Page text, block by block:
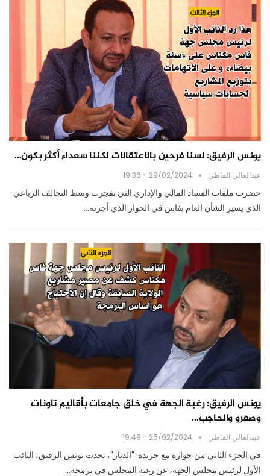
يونس الرفيق: لسنا فرحين بالاعتقالات لكننا سعداء أكثر بكون…
عبدالعالي القاطي 29/02/2024 - 19:36
حضرت ملفات الفساد المالي والإداري التي تفجرت وسط التحالف الرباعي
الذي يسير الشأن العام بفاس في الحوار الذي أجرته…
يونس الرفيق: رغبة الجهة في خلق جامعات بأقاليم تاونات
وصفرو والحاجب…
عبدالعالي القاطي 26/02/2024 - 19:49
في الجزء الثاني من حواره مع جريدة "الديار"، تحدث يونس الرفيق، النائب
الأول لرئيس مجلس الجهة، عن رغبة المجلس في برمجة…